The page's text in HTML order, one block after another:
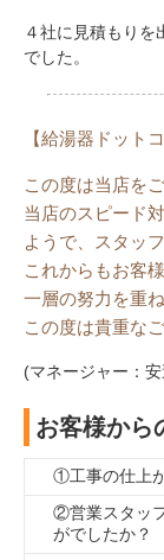
４社に見積もり
でした。
【給湯器ドット
この度は当店を
当店のスピード
ようで、スタッ
これからもお客
一層の努力を重
この度は貴重な
(マネージャー：安
お客様から
①工事の仕上
②営業スタッ
がでしたか？